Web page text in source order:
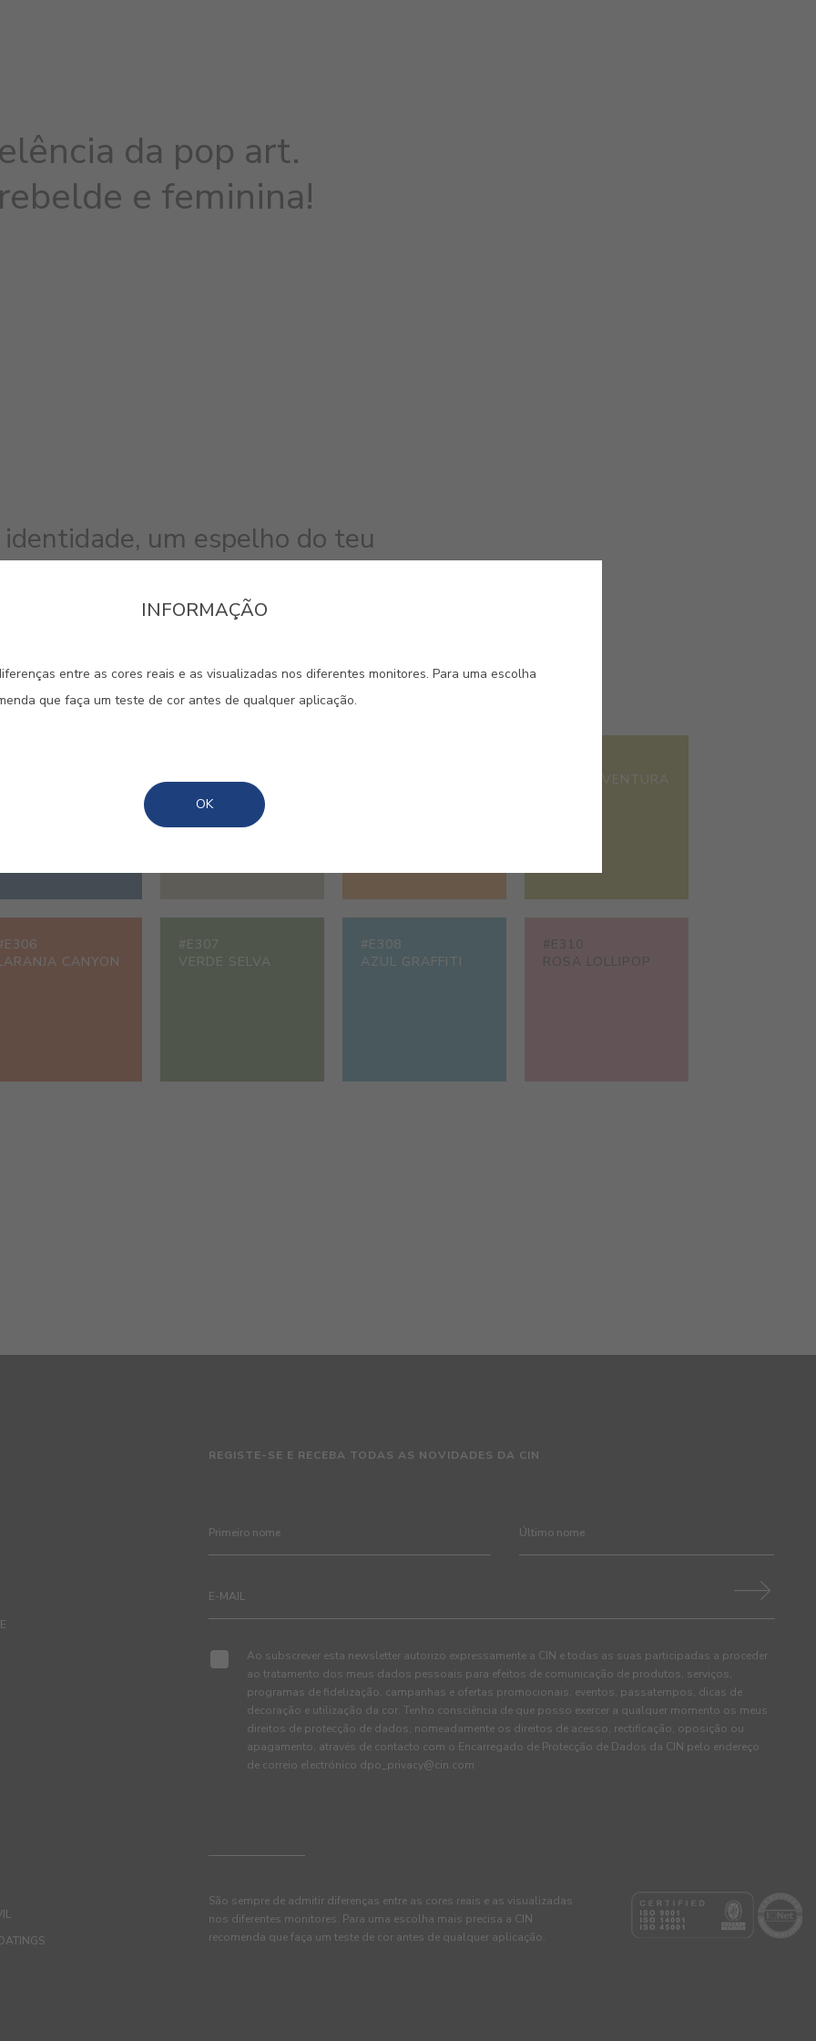
da pop art.
e feminina!
um espelho do teu
recebes os teus amigos e com
te a conhecer. Exprime no teu
através das tuas cores
a diferença.
VERDE ADAGIO
VERDE AVENTURA
CANYON
#E307
VERDE SELVA
#E308
AZUL GRAFFITI
#E310
ROSA LOLLIPOP
REGISTE-SE E RECEBA TODAS AS NOVIDADES DA CIN
Ao subscrever esta newsletter autorizo expressamente a CIN e todas as suas participadas a proceder
ao tratamento dos meus dados pessoais para efeitos de comunicação de produtos, serviços,
programas de fidelização, campanhas e ofertas promocionais, eventos, passatempos, dicas de
decoração e utilização da cor. Tenho consciência de que posso exercer a qualquer momento os meus
direitos de protecção de dados, nomeadamente os direitos de acesso, rectificação, oposição ou
apagamento, através de contacto com o Encarregado de Protecção de Dados da CIN pelo endereço
de correio electrónico dpo_privacy@cin.com
São sempre de admitir diferenças entre as cores reais e as visualizadas
nos diferentes monitores. Para uma escolha mais precisa a CIN
recomenda que faça um teste de cor antes de qualquer aplicação.
INFORMAÇÃO
entre as cores reais e as visualizadas nos diferentes monitores. Para uma escolha
que faça um teste de cor antes de qualquer aplicação.
OK